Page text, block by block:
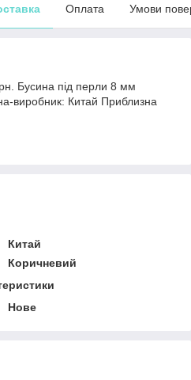
Оплата Умови
Бусина під перли 8 мм
виробник: Китай Приблизна
Китай
Коричневий
Нове